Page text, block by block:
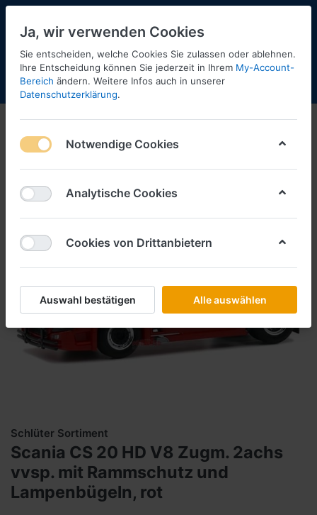
Menü Anmelden Shopaktualisierung
Schlüter Sortiment
Scania CS 20 HD V8 Zugm. 2achs
vvsp. mit Rammschutz und
Lampenbügeln, rot
Ja, wir verwenden Cookies
Sie entscheiden, welche Cookies Sie zulassen oder ablehnen.
Ihre Entscheidung können Sie jederzeit in Ihrem My-Account-
Bereich ändern. Weitere Infos auch in unserer
Datenschutzerklärung.
Notwendige Cookies
Analytische Cookies
Cookies von Drittanbietern
Auswahl bestätigen Alle auswählen